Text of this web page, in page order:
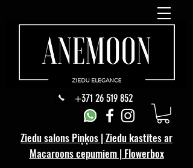
+371 26 519 852
Ziedu salons Piņķos | Ziedu kastītes ar
Macaroons cepumiem | Flowerbox